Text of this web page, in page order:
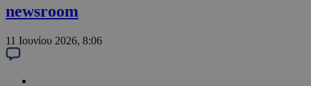
newsroom
11 Ιουνίου 2026, 8:06